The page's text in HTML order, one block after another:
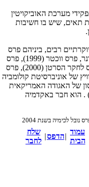
מערכת האוביקויטין
תאים, שיש בו חשיבות
רבים, ביניהם פרס
ישראל (1994), פרס גיירדנר, פרס ווכטר (1999), פרס
לאסקר, פרס ג'נרל מוטורס לחקר הסרטן (2000), פרס
של אוניברסיטת קולומביה
של האגודה האמריקאית
של התא (2002) . הוא חבר באקדמיה
לכימיה בשנת 2004
עמוד
הבית
|הדפס|
שלח
לחבר